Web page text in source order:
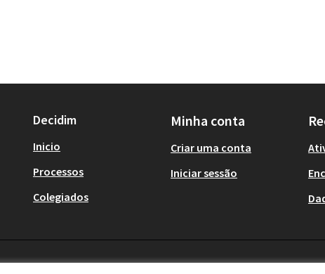
Decidim
Inicio
Processos
Colegiados
Minha conta
Criar uma conta
Iniciar sessão